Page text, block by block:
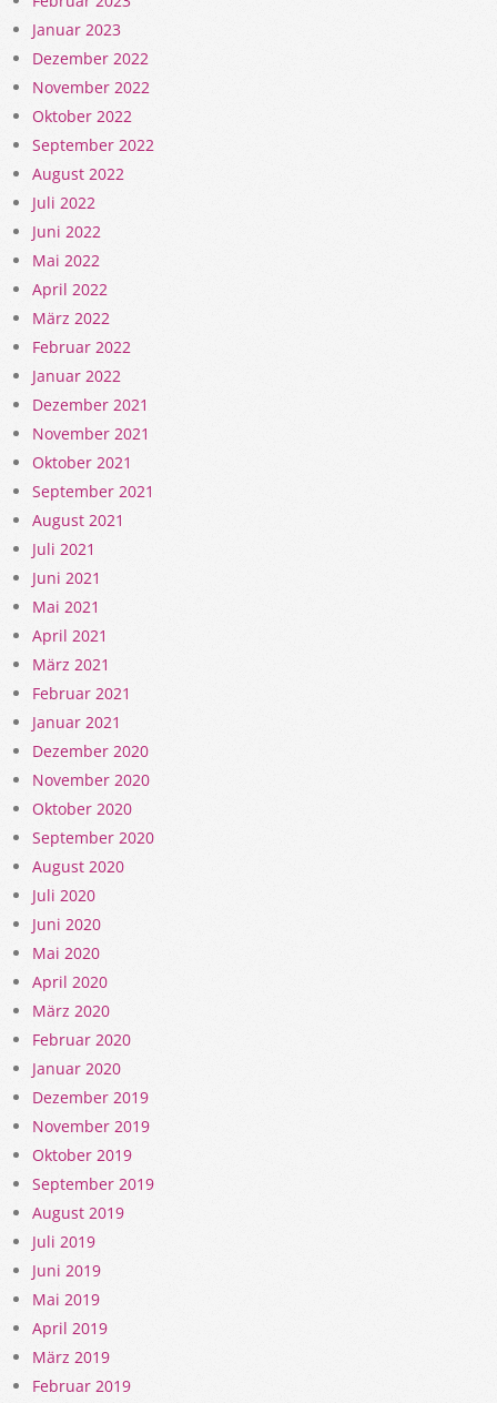
Januar 2023
Dezember 2022
November 2022
Oktober 2022
September 2022
August 2022
Juli 2022
Juni 2022
Mai 2022
April 2022
März 2022
Februar 2022
Januar 2022
Dezember 2021
November 2021
Oktober 2021
September 2021
August 2021
Juli 2021
Juni 2021
Mai 2021
April 2021
März 2021
Februar 2021
Januar 2021
Dezember 2020
November 2020
Oktober 2020
September 2020
August 2020
Juli 2020
Juni 2020
Mai 2020
April 2020
März 2020
Februar 2020
Januar 2020
Dezember 2019
November 2019
Oktober 2019
September 2019
August 2019
Juli 2019
Juni 2019
Mai 2019
April 2019
März 2019
Februar 2019